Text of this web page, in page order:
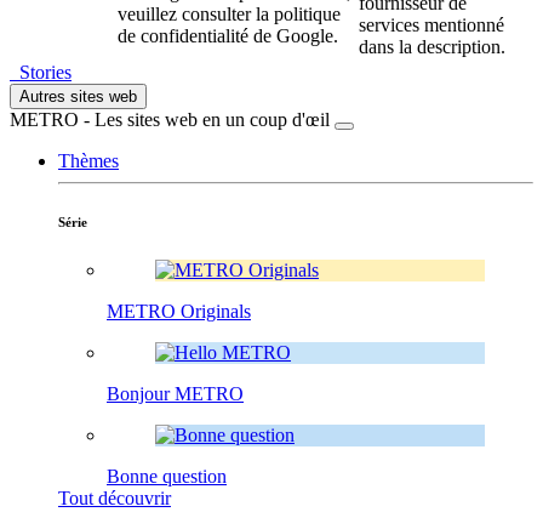
veuillez consulter la politique
de confidentialité de Google.
services mentionné
dans la description.
Stories
Autres sites web
METRO - Les sites web en un coup d'œil
Thèmes
Série
METRO Originals
Bonjour METRO
Bonne question
Tout découvrir